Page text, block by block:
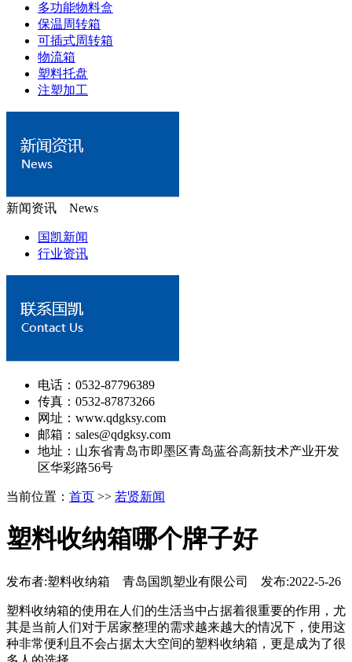
多功能物料盒
保温周转箱
可插式周转箱
物流箱
塑料托盘
注塑加工
新闻资讯 News
国凯新闻
行业资讯
电话：0532-87796389
传真：0532-87873266
网址：www.qdgksy.com
邮箱：sales@qdgksy.com
地址：山东省青岛市即墨区青岛蓝谷高新技术产业开发
区华彩路56号
当前位置： 首页 >> 若贤新闻
塑料收纳箱哪个牌子好
发布者:塑料收纳箱 青岛国凯塑业有限公司 发布:2022-5-26
塑料收纳箱的使用在人们的生活当中占据着很重要的作用，尤
其是当前人们对于居家整理的需求越来越大的情况下，使用这
种非常便利且不会占据太大空间的塑料收纳箱，更是成为了很